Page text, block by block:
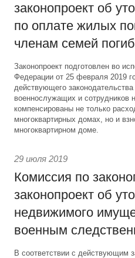
законопроект об
по оплате жилых
членам семей
Законопроект подготовлен во
Федерации от 25 февраля 2019
действующего
военнослужащих и сотрудников
компенсированы не только
многоквартирных домах, но и
многоквартирном доме.
29 июля 2019
Комиссия по
законопроект об
недвижимого
военным
В соответствии с действующим